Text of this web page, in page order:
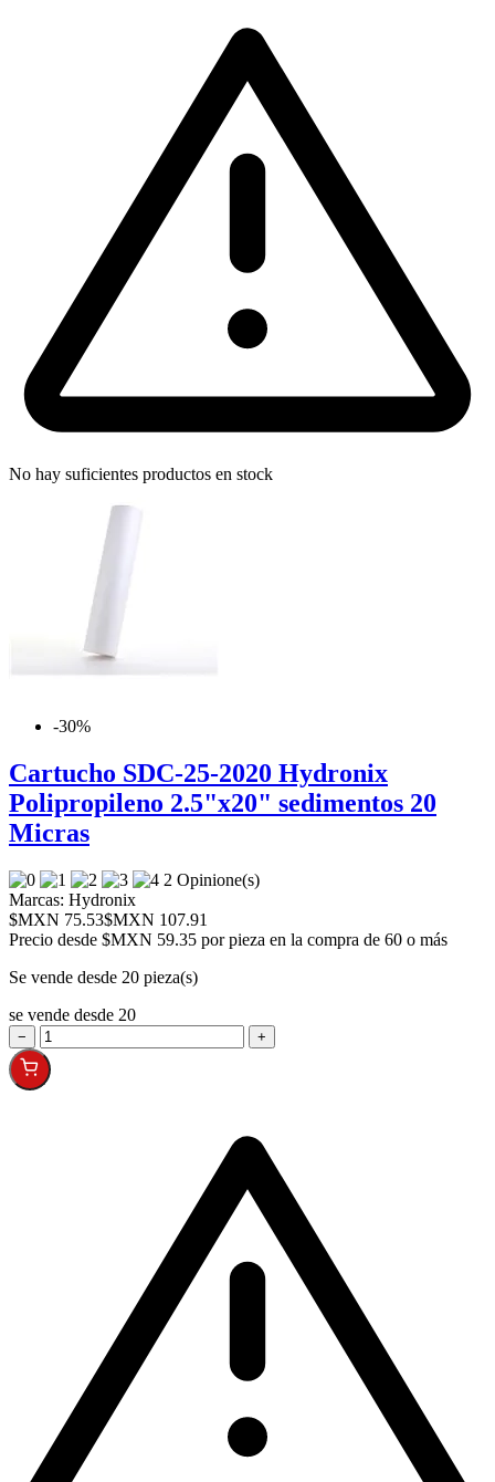
No hay suficientes productos en stock
-30%
Cartucho SDC-25-2020 Hydronix
Polipropileno 2.5"x20" sedimentos 20
Micras
2 Opinione(s)
Marcas: Hydronix
$MXN 75.53$MXN 107.91
Precio desde $MXN 59.35 por pieza en la compra de 60 o más
Se vende desde 20 pieza(s)
se vende desde 20
− +